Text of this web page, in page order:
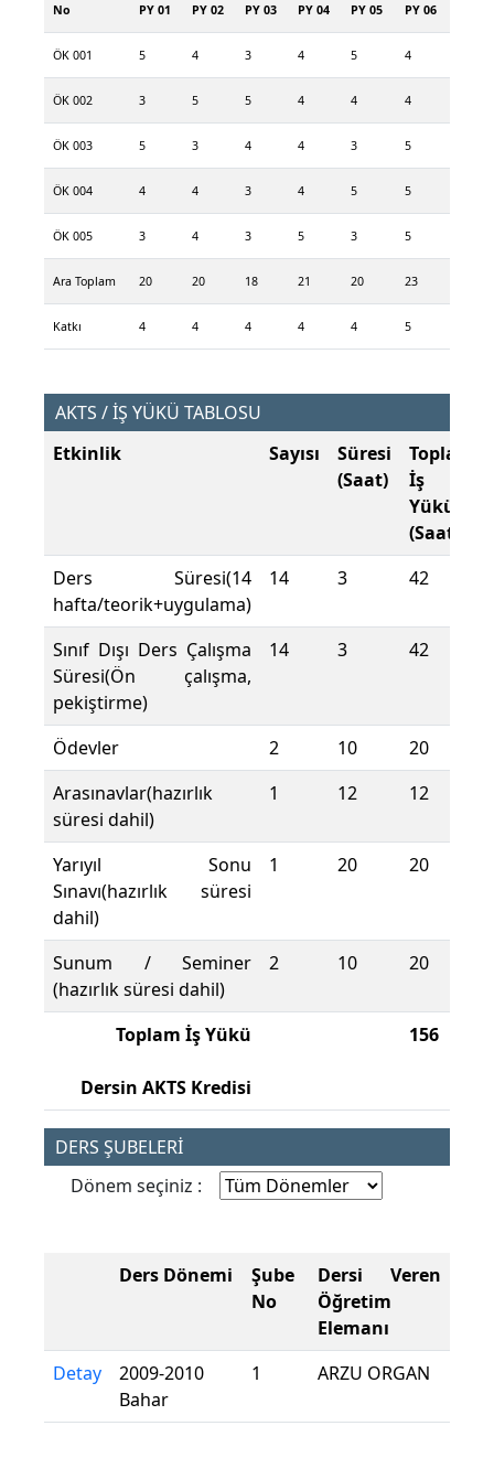
No PY 01 PY 02 PY 03 PY 04 PY 05 PY 06
ÖK 001 5 4 3 4 5 4
ÖK 002 3 5 5 4 4 4
ÖK 003 5 3 4 4 3 5
ÖK 004 4 4 3 4 5 5
ÖK 005 3 4 3 5 3 5
Ara Toplam 20 20 18 21 20 23
Katkı 4 4 4 4 4 5
AKTS / İŞ YÜKÜ TABLOSU
Etkinlik
Sayısı
Süresi
(Saat)
Toplam
İş
Yükü
(Saat)
Ders Süresi(14
hafta/teorik+uygulama)
14 3 42
Sınıf Dışı Ders Çalışma
Süresi(Ön çalışma,
pekiştirme)
14 3 42
Ödevler 2 10
20
Arasınavlar(hazırlık
süresi dahil)
1 12 12
Yarıyıl Sonu
Sınavı(hazırlık süresi
dahil)
1 20 20
Sunum / Seminer
(hazırlık süresi dahil)
2 10 20
Toplam İş Yükü
Dersin AKTS Kredisi
156
DERS ŞUBELERİ
Dönem seçiniz :
Ders Dönemi
Şube
No
Dersi Veren
Öğretim
Elemanı
Detay
2009-2010
Bahar
1 ARZU ORGAN